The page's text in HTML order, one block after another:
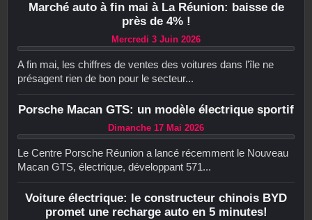
Marché auto à fin mai à La Réunion: baisse de
près de 4% !
Mercredi 3 Juin 2026
A fin mai, les chiffres de ventes des voitures dans l'île ne
présagent rien de bon pour le secteur...
Porsche Macan GTS: un modèle électrique sportif
Dimanche 17 Mai 2026
Le Centre Porsche Réunion a lancé récemment le Nouveau
Macan GTS, électrique, développant 571...
Voiture électrique: le constructeur chinois BYD
promet une recharge auto en 5 minutes!